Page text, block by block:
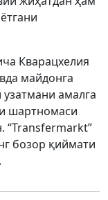
Кварацхелия
майдонга
узатмани амалга
шартномаси
“Transfermarkt”
бозор қиймати